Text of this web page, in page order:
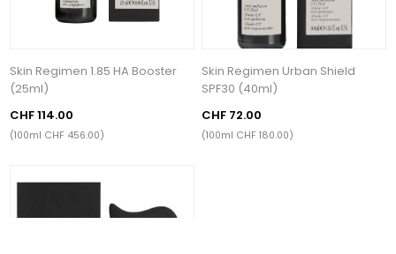
Skin Regimen 1.85 HA Booster
(25ml)
CHF 114.00
(100ml CHF 456.00)
Skin Regimen Urban Shield
SPF30 (40ml)
CHF 72.00
(100ml CHF 180.00)